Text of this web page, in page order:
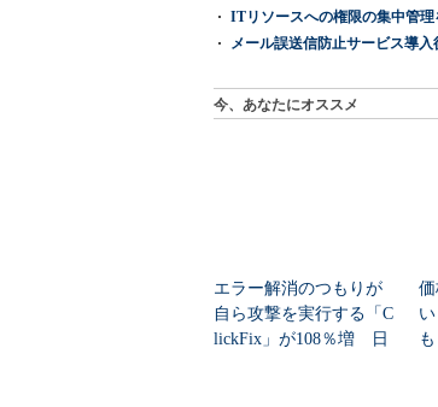
ITリソースへの権限の集中管
メール誤送信防止サービス導
今、あなたにオススメ
エラー解消のつもりが
自ら攻撃を実行する「C
lickFix」が108％増 日